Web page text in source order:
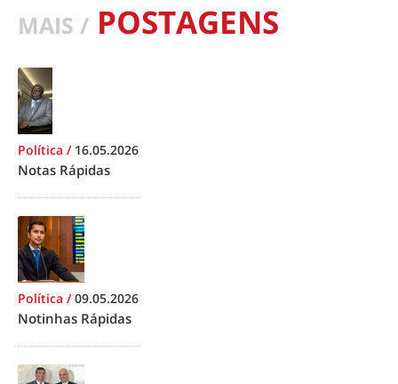
MAIS / POSTAGENS
Política / 16.05.2026
Notas Rápidas
Política /09.05.2026
Notinhas Rápidas